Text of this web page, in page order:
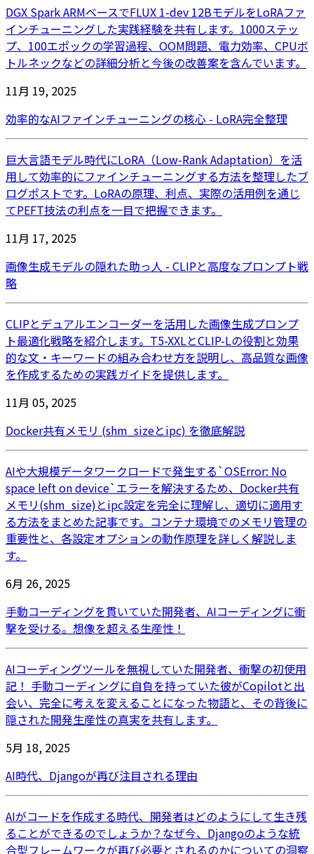
DGX Spark ARMベースでFLUX 1-dev 12BモデルをLoRAファ
インチューニングした実践経験を共有します。1000ステッ
プ、100エポックの学習過程、OOM問題、電力効率、CPUボ
トルネックなどの詳細分析と今後の改善案を含んでいます。
11月 19, 2025
効率的なAIファインチューニングの核心 - LoRA完全整理
巨大言語モデル時代にLoRA（Low-Rank Adaptation）を活
用して効率的にファインチューニングする方法を整理したブ
ログポストです。LoRAの原理、利点、実際の活用例を通じ
てPEFT技法の利点を一目で把握できます。
11月 17, 2025
画像生成モデルの隠れた助っ人 - CLIPと高度なプロンプト戦
略
CLIPとデュアルエンコーダーを活用した画像生成プロンプ
ト最適化戦略を紹介します。T5-XXLとCLIP-Lの役割と効果
的な文・キーワードの組み合わせ方を説明し、高品質な画像
を作成するための実践ガイドを提供します。
11月 05, 2025
Docker共有メモリ (shm_sizeとipc) を徹底解説
AIや大規模データワークロードで発生する`OSError: No
space left on device`エラーを解決するため、Docker共有
メモリ(shm_size)とipc設定を完全に理解し、適切に適用す
る方法をまとめた記事です。コンテナ環境でのメモリ管理の
重要性と、各設定オプションの動作原理を詳しく解説しま
す。
6月 26, 2025
手動コーディングを貫いていた開発者、AIコーディングに衝
撃を受ける。想像を超える生産性！
AIコーディングツールを無視していた開発者、衝撃の初使用
記！ 手動コーディングに自負を持っていた彼がCopilotと出
会い、完全に考えを変えることになった物語と、その背後に
隠された開発生産性の真実を共有します。
5月 18, 2025
AI時代、Djangoが再び注目される理由
AIがコードを作成する時代、開発者はどのようにして生き残
ることができるのでしょうか？なぜ今、Djangoのような統
合型フレームワークが再び必要とされるのかについての洞察